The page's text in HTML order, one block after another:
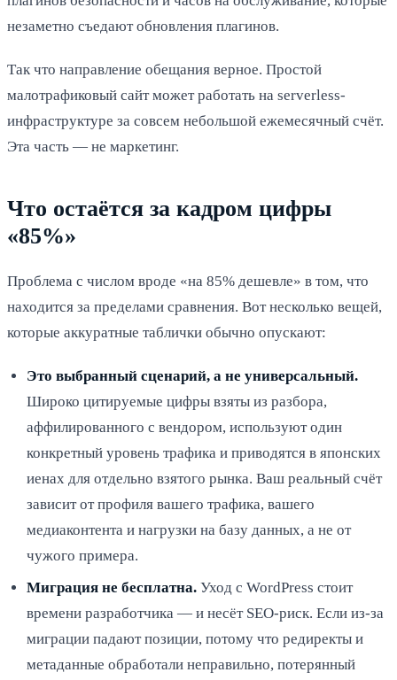
незаметно съедают обновления плагинов.
Так что направление обещания верное. Простой
малотрафиковый сайт может работать на serverless-
инфраструктуре за совсем небольшой ежемесячный счёт.
Эта часть — не маркетинг.
Что остаётся за кадром цифры
«85%»
Проблема с числом вроде «на 85% дешевле» в том, что
находится за пределами сравнения. Вот несколько вещей,
которые аккуратные таблички обычно опускают:
Это выбранный сценарий, а не универсальный.
Широко цитируемые цифры взяты из разбора,
аффилированного с вендором, используют один
конкретный уровень трафика и приводятся в японских
иенах для отдельно взятого рынка. Ваш реальный счёт
зависит от профиля вашего трафика, вашего
медиаконтента и нагрузки на базу данных, а не от
чужого примера.
Миграция не бесплатна. Уход с WordPress стоит
времени разработчика — и несёт SEO-риск. Если из-за
миграции падают позиции, потому что редиректы и
метаданные обработали неправильно, потерянный